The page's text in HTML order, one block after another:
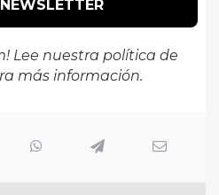
Lee nuestra política de
más información.